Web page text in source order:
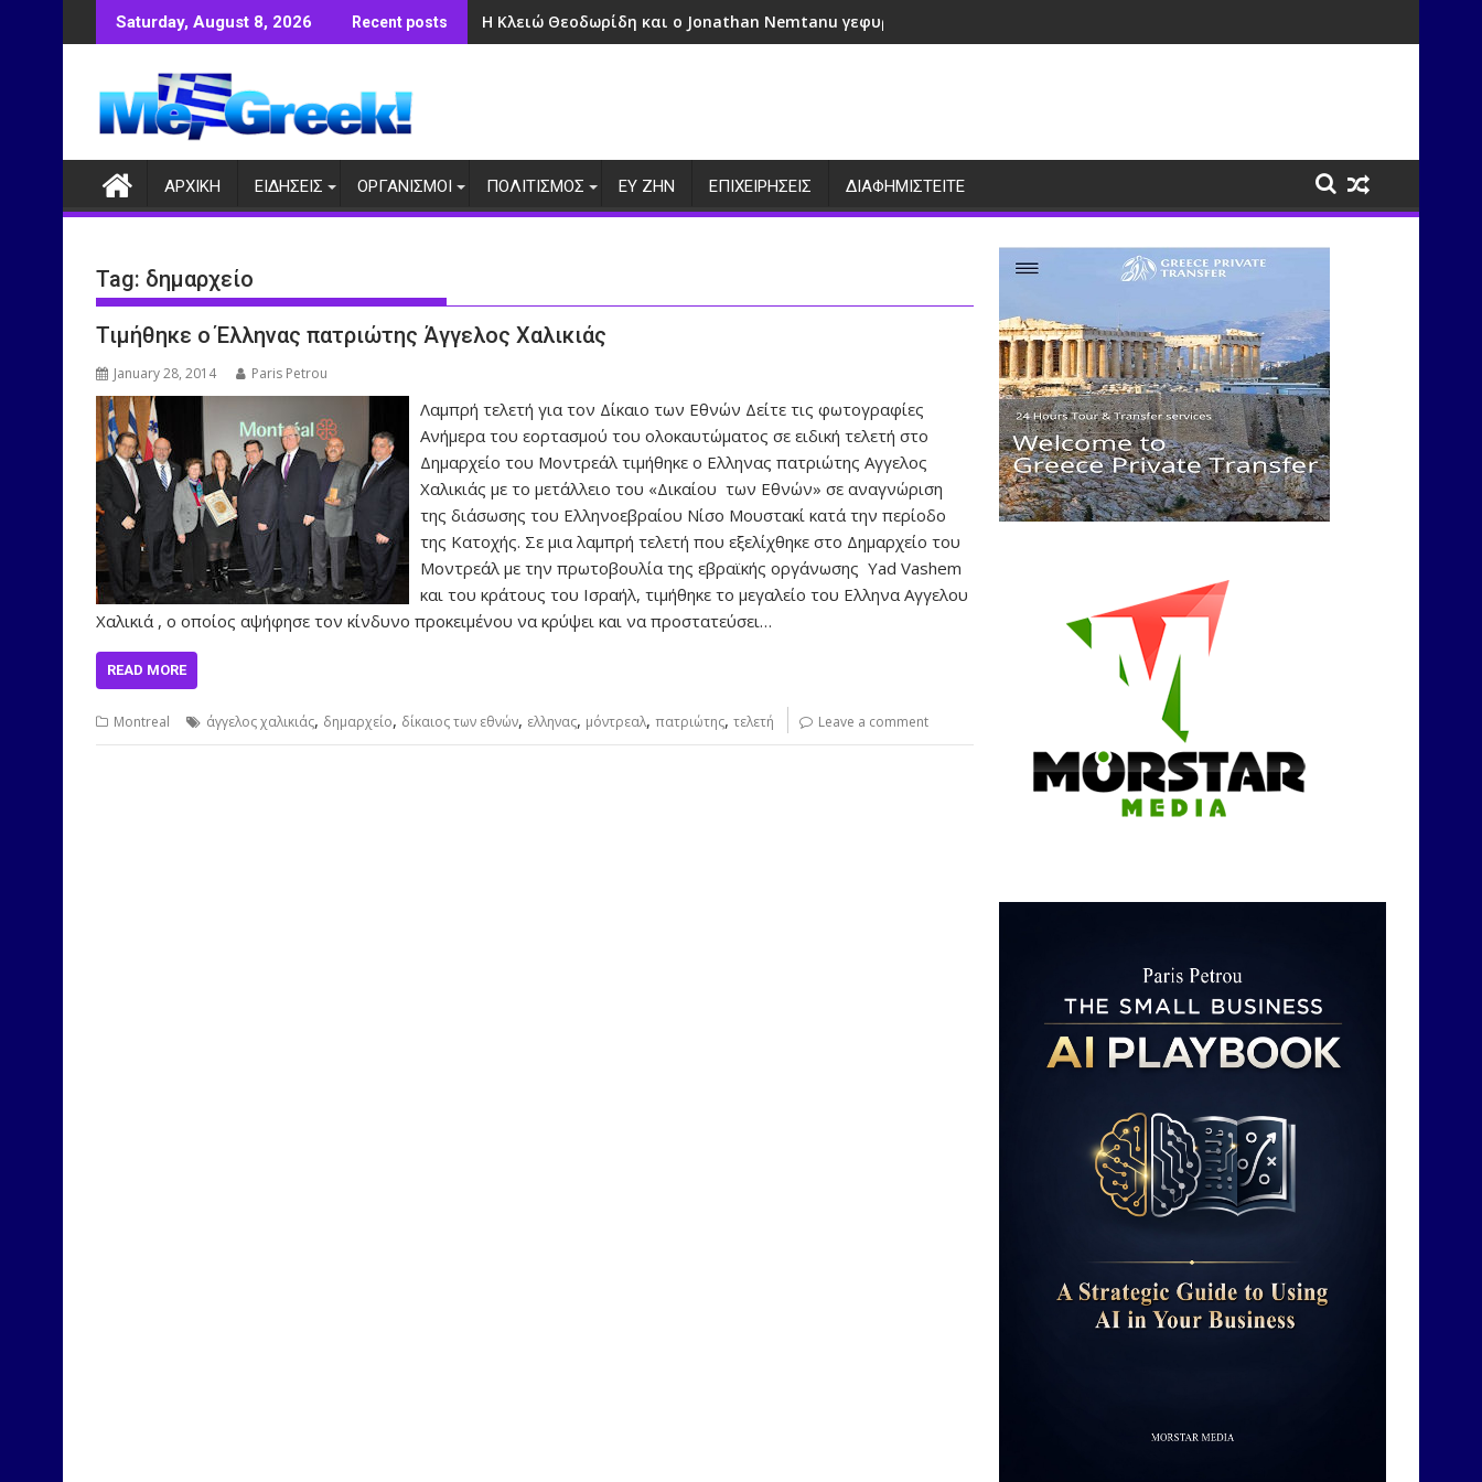
to
Saturday, August 8, 2026 Recent posts Η Κλειώ Θεοδωρίδη και ο Jonathan Nemtanu γεφυρώνουν πολιτισμούς μέσα από τη μουσική
ΑΡΧΙΚΗ ΕΙΔΗΣΕΙΣ ΟΡΓΑΝΙΣΜΟΙ ΠΟΛΙΤΙΣΜΟΣ ΕΥ ΖΗΝ ΕΠΙΧΕΙΡΗΣΕΙΣ ΔΙΑΦΗΜΙΣΤΕΙΤΕ
Tag: δημαρχείο
Τιμήθηκε ο Έλληνας πατριώτης Άγγελος Χαλικιάς
January 28, 2014 Paris Petrou
Λαμπρή τελετή για τον Δίκαιο των Εθνών Δείτε τις φωτογραφίες
Ανήμερα του εορτασμού του ολοκαυτώματος σε ειδική τελετή στο
Δημαρχείο του Μοντρεάλ τιμήθηκε ο Ελληνας πατριώτης Αγγελος
Χαλικιάς με το μετάλλειο του «Δικαίου των Εθνών» σε αναγνώριση
της διάσωσης του Ελληνοεβραίου Νίσο Μουστακί κατά την περίοδο
της Κατοχής. Σε μια λαμπρή τελετή που εξελίχθηκε στο Δημαρχείο του
Μοντρεάλ με την πρωτοβουλία της εβραϊκής οργάνωσης Yad Vashem
και του κράτους του Ισραήλ, τιμήθηκε το μεγαλείο του Ελληνα Αγγελου
Χαλικιά , ο οποίος αψήφησε τον κίνδυνο προκειμένου να κρύψει και να προστατεύσει…
READ MORE
Montreal άγγελος χαλικιάς, δημαρχείο, δίκαιος των εθνών, ελληνας, μόντρεαλ, πατριώτης, τελετή Leave a comment